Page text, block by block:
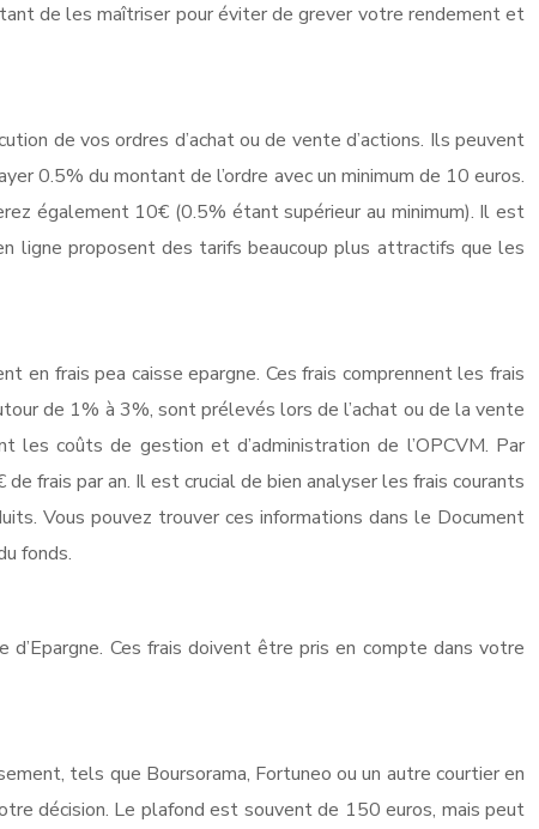
de les maîtriser pour éviter de grever votre rendement et
de vos ordres d’achat ou de vente d’actions. Ils peuvent
0.5% du montant de l’ordre avec un minimum de 10 euros.
également 10€ (0.5% étant supérieur au minimum). Il est
ligne proposent des tarifs beaucoup plus attractifs que les
en frais pea caisse epargne. Ces frais comprennent les frais
de 1% à 3%, sont prélevés lors de l’achat ou de la vente
les coûts de gestion et d’administration de l’OPCVM. Par
frais par an. Il est crucial de bien analyser les frais courants
Vous pouvez trouver ces informations dans le Document
fonds.
Ces frais doivent être pris en compte dans votre
tels que Boursorama, Fortuneo ou un autre courtier en
décision. Le plafond est souvent de 150 euros, mais peut